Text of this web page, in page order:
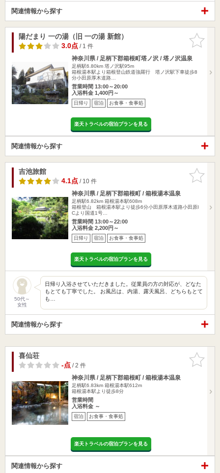
関連情報から探す
お気に入
りに追加
陽だまり 一の湯（旧 一の湯 新館）
3.0点/ 1 件
神奈川県 / 足柄下郡箱根町塔ノ沢 / 塔ノ沢温泉
足柄駅6.80km 塔ノ沢駅95m
箱根湯本駅より箱根登山鉄道強羅行 塔ノ沢駅下車徒歩8
分小田原厚木道路…
営業時間 13:00～20:00
入浴料金 1,400円～
日帰り 宿泊 お食事・食事処
楽天トラベルの宿泊プランを見る
関連情報から探す
お気に入
りに追加
吉池旅館
4.1点/ 10 件
神奈川県 / 足柄下郡箱根町 / 箱根湯本温泉
足柄駅6.82km 箱根湯本駅608m
箱根登山 箱根湯本駅より徒歩6分小田原厚木道路小田原I
Cより国道1号…
営業時間 13:00～22:00
入浴料金 2,200円～
日帰り 宿泊 お食事・食事処
楽天トラベルの宿泊プランを見る
50代～
女性
日帰り入浴させていただきました。従業員の方の対応が、どなた
もとても丁寧でした。 お風呂は、内湯、露天風呂、どちらもとて
も…
関連情報から探す
お気に入
りに追加
喜仙荘
-点/ 2 件
神奈川県 / 足柄下郡箱根町 / 箱根湯本温泉
足柄駅6.83km 箱根湯本駅612m
箱根湯本駅より徒歩8分
営業時間
入浴料金 ～
宿泊 お食事・食事処
楽天トラベルの宿泊プランを見る
関連情報から探す